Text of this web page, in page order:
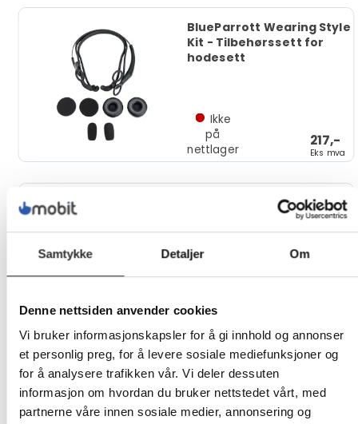
Samtykke Detaljer Om
Denne nettsiden anvender cookies
Vi bruker informasjonskapsler for å gi innhold og annonser
et personlig preg, for å levere sosiale mediefunksjoner og
for å analysere trafikken vår. Vi deler dessuten
informasjon om hvordan du bruker nettstedet vårt, med
partnerne våre innen sosiale medier, annonsering og
BlueParrott Wearing Style
Kit - Tilbehørssett for
hodesett
217,-
Eks mva
Ikke
på
nettlager
CORSAIR - Reim for
hodesett - svart - for
Gaming HS80 RGB
på
nettlager
CORSAIR - Trådløst
lydadapter for hodesett